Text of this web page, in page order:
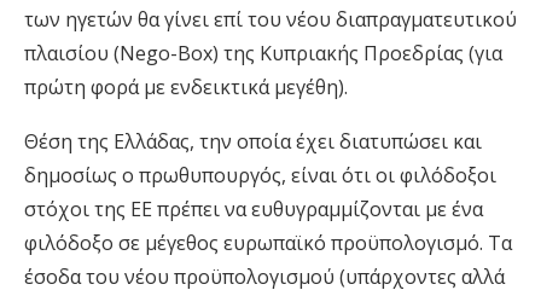
των ηγετών θα γίνει επί του νέου διαπραγματευτικού
πλαισίου (Nego-Box) της Κυπριακής Προεδρίας (για
πρώτη φορά με ενδεικτικά μεγέθη).
Θέση της Ελλάδας, την οποία έχει διατυπώσει και
δημοσίως ο πρωθυπουργός, είναι ότι οι φιλόδοξοι
στόχοι της ΕΕ πρέπει να ευθυγραμμίζονται με ένα
φιλόδοξο σε μέγεθος ευρωπαϊκό προϋπολογισμό. Τα
έσοδα του νέου προϋπολογισμού (υπάρχοντες αλλά